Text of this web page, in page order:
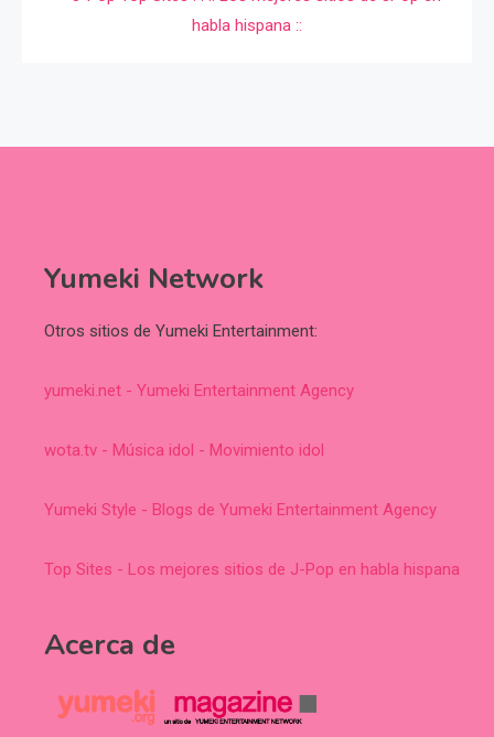
Yumeki Network
Otros sitios de Yumeki Entertainment:
yumeki.net - Yumeki Entertainment Agency
wota.tv - Música idol - Movimiento idol
Yumeki Style - Blogs de Yumeki Entertainment Agency
Top Sites - Los mejores sitios de J-Pop en habla hispana
Acerca de